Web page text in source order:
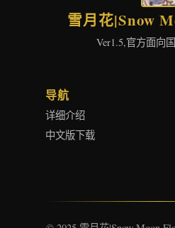
雪月花|Snow
Ver1.5,官方面向
导航
详细介绍
中文版下载